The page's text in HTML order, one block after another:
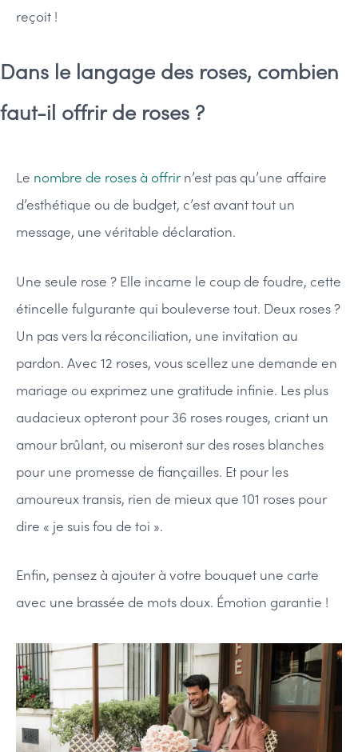
reçoit !
Dans le langage des roses, combien
faut-il offrir de roses ?
Le nombre de roses à offrirn’est pas qu’une affaire
d’esthétique ou de budget, c’est avant tout un
message, une véritable déclaration.
Une seule rose ? Elle incarne le coup de foudre, cette
étincelle fulgurante qui bouleverse tout. Deux roses ?
Un pas vers la réconciliation, une invitation au
pardon. Avec 12 roses, vous scellez une demande en
mariage ou exprimez une gratitude infinie. Les plus
audacieux opteront pour 36 roses rouges, criant un
amour brûlant, ou miseront sur des roses blanches
pour une promesse de fiançailles. Et pour les
amoureux transis, rien de mieux que 101 roses pour
dire « je suis fou de toi ».
Enfin, pensez à ajouter à votre bouquet une carte
avec une brassée de mots doux. Émotion garantie !